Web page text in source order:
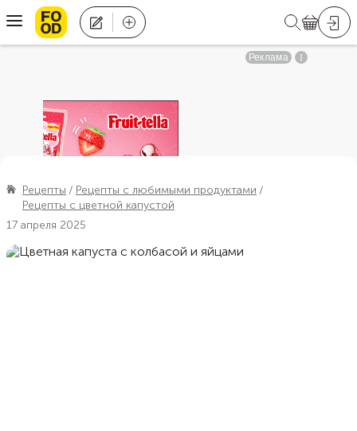
Рецепты
Рецепты с любимыми продуктами
Рецепты с цветной капустой
17 апреля 2025